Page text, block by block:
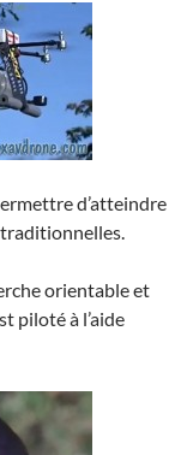
d’atteindre
orientable et
piloté à l’aide